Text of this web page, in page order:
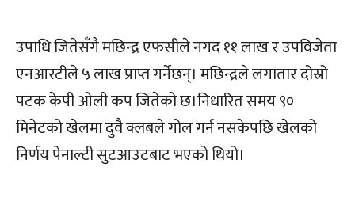
उपाधि जितेसँगै मछिन्द्र एफसीले नगद ११ लाख र उपविजेता
एनआरटीले ५ लाख प्राप्त गर्नेछन्। मछिन्द्रले लगातार दोस्रो
पटक केपी ओली कप जितेको छ।निधारित समय ९०
मिनेटको खेलमा दुवै क्लबले गोल गर्न नसकेपछि खेलको
निर्णय पेनाल्टी सुटआउटबाट भएको थियो।